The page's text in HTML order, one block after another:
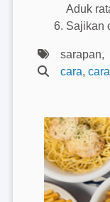
Aduk
Sajikan
sarapan,
cara,